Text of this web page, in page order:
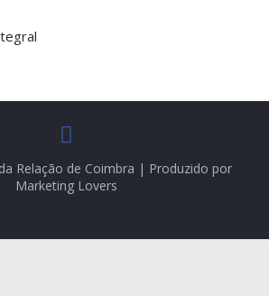
Relação de Coimbra | Produzido por
Marketing Lovers